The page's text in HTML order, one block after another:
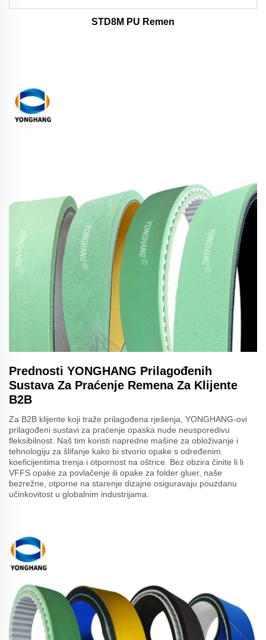
STD8M PU Remen
Prednosti YONGHANG Prilagođenih
Sustava Za Praćenje Remena Za Klijente
B2B
Za B2B klijente koji traže prilagođena rješenja, YONGHANG-ovi
prilagođeni sustavi za praćenje opaska nude neusporedivu
fleksibilnost. Naš tim koristi napredne mašine za obloživanje i
tehnologiju za šlifanje kako bi stvorio opake s određenim
koeficijentima trenja i otpornost na oštrice. Bez obzira činite li li
VFFS opake za povlačenje ili opake za folder gluer, naše
bezrežne, otporne na starenje dizajne osiguravaju pouzdanu
učinkovitost u globalnim industrijama.